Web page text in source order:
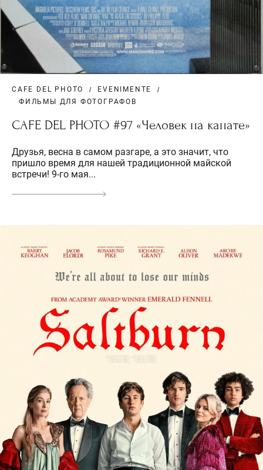
CAFE DEL PHOTO
EVENIMENTE
ФИЛЬМЫ ДЛЯ ФОТОГРАФОВ
CAFE DEL PHOTO #97 «Человек на канате»
Друзья, весна в самом разгаре, а это значит, что
пришло время для нашей традиционной майской
встречи! 9-го мая...